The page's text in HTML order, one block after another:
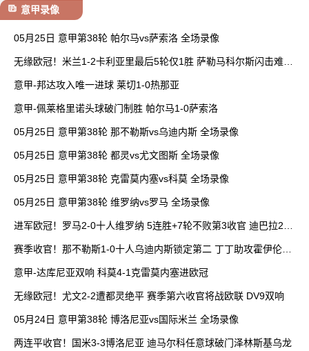
意甲录像
05月25日 意甲第38轮 帕尔马vs萨索洛 全场录像
无缘欧冠！米兰1-2卡利亚里最后5轮仅1胜 萨勒马科尔斯闪击难救
意甲-邦达攻入唯一进球 莱切1-0热那亚
意甲-佩莱格里诺头球破门制胜 帕尔马1-0萨索洛
05月25日 意甲第38轮 那不勒斯vs乌迪内斯 全场录像
05月25日 意甲第38轮 都灵vs尤文图斯 全场录像
05月25日 意甲第38轮 克雷莫内塞vs科莫 全场录像
05月25日 意甲第38轮 维罗纳vs罗马 全场录像
进军欧冠！罗马2-0十人维罗纳 5连胜+7轮不败第3收官 迪巴拉2助
赛季收官！那不勒斯1-0十人乌迪内斯锁定第二 丁丁助攻霍伊伦制
意甲-达库尼亚双响 科莫4-1克雷莫内塞进欧冠
无缘欧冠！尤文2-2遭都灵绝平 赛季第六收官将战欧联 DV9双响
05月24日 意甲第38轮 博洛尼亚vs国际米兰 全场录像
两连平收官！国米3-3博洛尼亚 迪马尔科任意球破门泽林斯基乌龙